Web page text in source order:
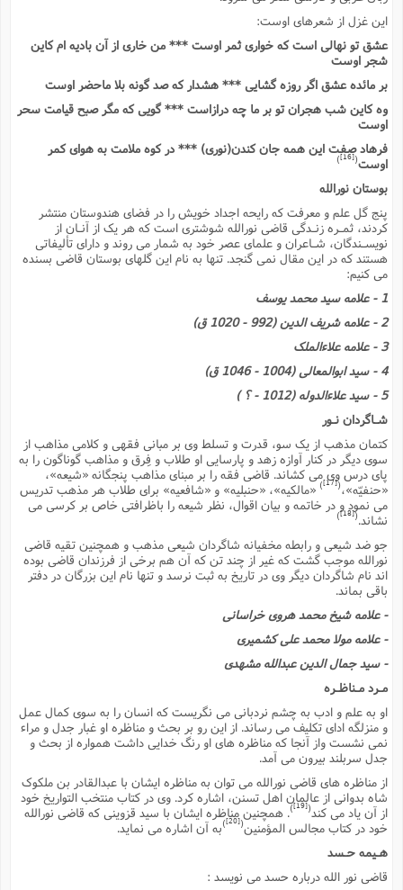
این غزل از شعرهاى اوست:
عشق تو نهالى است که خوارى ثمر اوست *** من خارى از آن بادیه ام کاین
شجر اوست
بر مائده عشق اگر روزه گشایى *** هشدار که صد گونه بلا ماحضر اوست
وه کاین شب هجران تو بر ما چه درازاست *** گویى که مگر صبح قیامت سحر
اوست
فرهاد صفت این همه جان کندن(نورى) *** در کوه ملامت به هواى کمر
اوست(
[16]
)
بوستان نورالله
پنج گل علم و معرفت که رایحه اجداد خویش را در فضاى هندوستان منتشر
کردند، ثمـره زنـدگى قاضى نورالله شوشترى است که هر یک از آنـان از
نویسـندگان، شـاعران و علماى عصر خود به شمار مى روند و داراى تألیفاتى
هستند که در این مقال نمى گنجد. تنها به نام این گلهاى بوستان قاضى بسنده
مى کنیم:
1 - علامه سید محمد یوسف
2 - علامه شریف الدین (992 - 1020 ق)
3 - علامه علاءالملک
4 - سید ابوالمعالى (1004 - 1046 ق)
5 - سید علاءالدوله (1012 - ؟ )
شـاگردان نـور
کتمان مذهب از یک سو، قدرت و تسلط وى بر مبانى فقهى و کلامى مذاهب از
سوى دیگر در کنار آوازه زهد و پارسایى او طلاب و فِرق و مذاهب گوناگون را به
پاى درس وى مى کشاند. قاضى فقه را بر مبناى مذاهب پنجگانه «شیعه»،
«حنفیّه»،(
[17]
)«مالکیه»، «حنبلیه» و «شافعیه» براى طلاب هر مذهب تدریس
مى نمود و در خاتمه و بیان اقوال، نظر شیعه را باظرافتى خاص بر کرسى مى
نشاند. [18]
)
جو ضد شیعى و رابطه مخفیانه شاگردان شیعى مذهب و همچنین تقیه قاضى
نورالله موجب گشت که غیر از چند تن که آن هم برخى از فرزندان قاضى بوده
اند نام شاگردان دیگر وى در تاریخ به ثبت نرسد و تنها نام این بزرگان در دفتر
باقى بماند.
- علامه شیخ محمد هروى خراسانى
- علامه مولا محمد على کشمیرى
- سید جمال الدین عبدالله مشهدى
مـرد مـناظـره
او به علم و ادب به چشم نردبانى مى نگریست که انسان را به سوى کمال عمل
و منزلگه اداى تکلیف مى رساند. از این رو بر بحث و مناظره او غبار جدل و مراء
نمى نشست واز آنجا که مناظره هاى او رنگ خدایى داشت همواره از بحث و
جدل سربلند بیرون مى آمد.
از مناظره هاى قاضى نورالله مى توان به مناظره ایشان با عبدالقادر بن ملکوک
شاه بدوانى از عالمان اهل تسنن، اشاره کرد. وى در کتاب منتخب التواریخ خود
از آن یاد مى کند(
[19]
). همچنین مناظره ایشان با سید قزوینى که قاضى نورالله
خود در کتاب مجالس المؤمنین(
[20]
)به آن اشاره مى نماید.
هـیمه حـسد
قاضى نور الله درباره حسد مى نویسد :